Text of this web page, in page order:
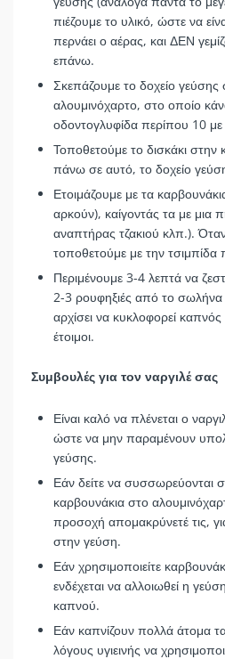
πιέζουμε το υλικό, ώστε να
περνάει ο αέρας, και ΔΕΝ
επάνω.
Σκεπάζουμε το δοχείο γεύσης
αλουμινόχαρτο, στο οποίο
οδοντογλυφίδα περίπου 10
Τοποθετούμε το δισκάκι στην
πάνω σε αυτό, το δοχείο
Ετοιμάζουμε με τα
αρκούν), καίγοντάς τα με μια
αναπτήρας τζακιού κλπ.).
τοποθετούμε με την
Περιμένουμε 3-4 λεπτά να
2-3 ρουφηξιές από το σωλήνα
αρχίσει να κυκλοφορεί καπνός
έτοιμοι.
Συμβουλές για τον ναργιλέ σας
Είναι καλό να πλένεται ο
ώστε να μην παραμένουν
γεύσης.
Εάν δείτε να συσσωρεύονται
καρβουνάκια στο
προσοχή απομακρύνετέ τις,
στην γεύση.
Εάν χρησιμοποιείτε
ενδέχεται να αλλοιωθεί η
καπνού.
Εάν καπνίζουν πολλά άτομα
λόγους υγιεινής να